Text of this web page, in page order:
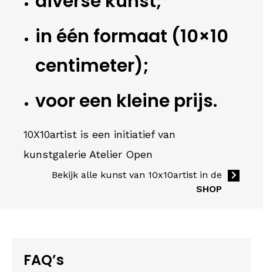
in één formaat (10×10
centimeter);
voor een kleine prijs.
10X10artist is een initiatief van
kunstgalerie Atelier Open
Bekijk alle kunst van 10x10artist in de
SHOP
FAQ’s